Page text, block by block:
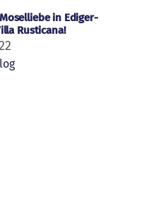
in Ediger-
Rusticana!